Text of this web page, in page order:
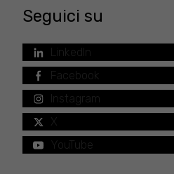
Seguici su
LinkedIn
Facebook
Instagram
X
YouTube